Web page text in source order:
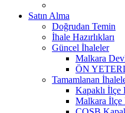
Satın Alma
Doğrudan Temin
İhale Hazırlıkları
Güncel İhaleler
Malkara
ÖN
Tamamlanan
Kapaklı İlçe
Malkara İlçe